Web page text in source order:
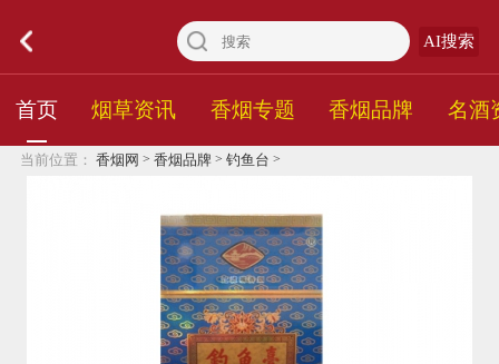
AI搜索
首页 烟草资讯 香烟专题 香烟品牌 名酒
当前位置： 香烟网 > 香烟品牌 > 钓鱼台 >